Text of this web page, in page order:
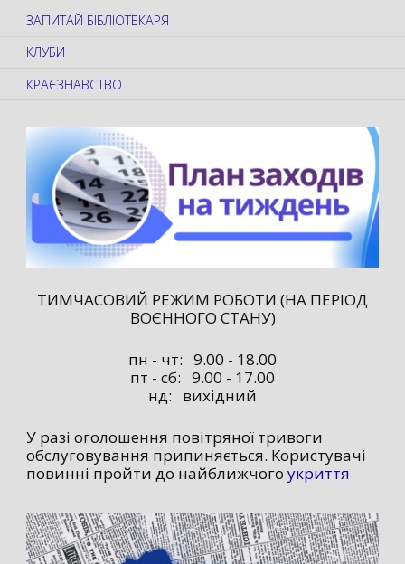
ЗАПИТАЙ БІБЛІОТЕКАРЯ
КЛУБИ
КРАЄЗНАВСТВО
ТИМЧАСОВИЙ РЕЖИМ РОБОТИ (НА ПЕРІОД
ВОЄННОГО СТАНУ)
пн - чт: 9.00 - 18.00
пт - сб: 9.00 - 17.00
нд: вихідний
У разі оголошення повітряної тривоги
обслуговування припиняється. Користувачі
повинні пройти до найближчого укриття